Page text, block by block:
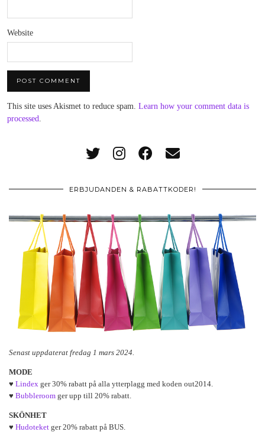
Website
This site uses Akismet to reduce spam. Learn how your comment data is
processed
ERBJUDANDEN & RABATTKODER!
Senast uppdaterat fredag 1 mars 2024.
MODE
♥ Lindex ger 30% rabatt på alla ytterplagg med koden out2014.
♥ Bubbleroom ger upp till 20% rabatt.
SKÖNHET
♥ Hudoteket ger 20% rabatt på BUS.